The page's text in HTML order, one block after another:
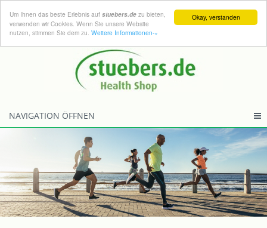
Okay, verstanden
Um Ihnen das beste Erlebnis auf stuebers.de zu bieten,
verwenden wir Cookies. Wenn Sie unsere Website
nutzen, stimmen Sie dem zu. Weitere Informationen-»
NAVIGATION ÖFFNEN